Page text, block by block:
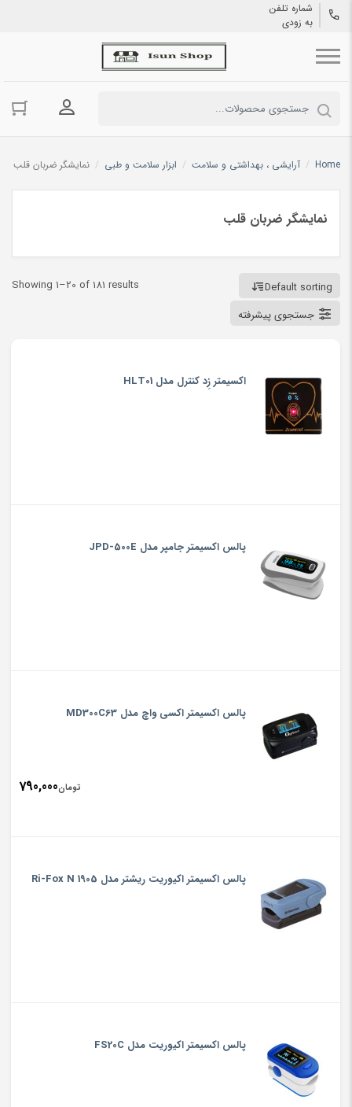
شماره تلفن
به زودی
ورود به
Home
/ آرایشی ، بهداشتی و سلامت / ابزار سلامت و طبی / نمایشگر ضربان قلب
نمایشگر ضربان قلب
Showing 1–20 of 181 results
Default sorting
جستجوی پیشرفته
اکسیمتر زِد کنترل مدل HLT01
پالس اکسیمتر جامپر مدل JPD-500E
پالس اکسیمتر اکسی واچ مدل MD300C63
تومان790,000
پالس اکسیمتر اکیوریت ریشتر مدل Ri-Fox N 1905
پالس اکسیمتر اکیوریت مدل FS20C